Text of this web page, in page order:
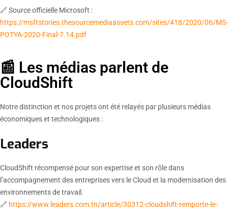
🔗 Source officielle Microsoft :
https://msftstories.thesourcemediaassets.com/sites/418/2020/06/MS-
POTYA-2020-Final-7.14.pdf
📰 Les médias parlent de
CloudShift
Notre distinction et nos projets ont été relayés par plusieurs médias
économiques et technologiques :
Leaders
CloudShift récompensé pour son expertise et son rôle dans
l’accompagnement des entreprises vers le Cloud et la modernisation des
environnements de travail.
🔗 https://www.leaders.com.tn/article/30312-cloudshift-remporte-le-